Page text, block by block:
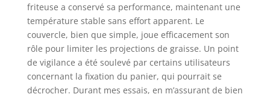
friteuse a conservé sa performance, maintenant une
température stable sans effort apparent. Le
couvercle, bien que simple, joue efficacement son
rôle pour limiter les projections de graisse. Un point
de vigilance a été soulevé par certains utilisateurs
concernant la fixation du panier, qui pourrait se
décrocher. Durant mes essais, en m’assurant de bien